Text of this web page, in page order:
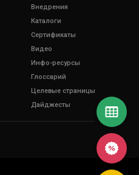
Внедрения
Каталоги
Сертификаты
Видео
Инфо-ресурсы
Глоссарий
Целевые страницы
Дайджесты